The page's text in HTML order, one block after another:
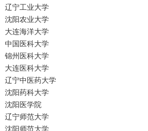
辽宁工业大学
沈阳农业大学
大连海洋大学
中国医科大学
锦州医科大学
大连医科大学
辽宁中医药大学
沈阳药科大学
沈阳医学院
辽宁师范大学
沈阳师范大学